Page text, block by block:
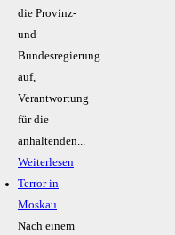
die Provinz-
und
Bundesregierung
auf,
Verantwortung
für die
anhaltenden...
Weiterlesen
Terror in
Moskau
Nach einem